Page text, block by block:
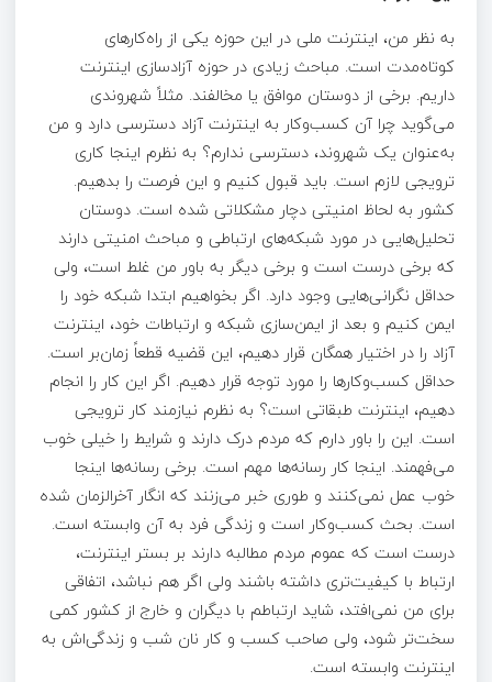
به نظر من، اینترنت ملی در این حوزه یکی از راه‌کارهای
کوتاه‌مدت است. مباحث زیادی در حوزه آزادسازی اینترنت
داریم. برخی از دوستان موافق یا مخالفند. مثلاً شهروندی
می‌گوید چرا آن کسب‌وکار به اینترنت آزاد دسترسی دارد و من
به‌عنوان یک شهروند، دسترسی ندارم؟ به نظرم اینجا کاری
ترویجی لازم است. باید قبول کنیم و این فرصت را بدهیم.
کشور به لحاظ امنیتی دچار مشکلاتی شده است. دوستان
تحلیل‌هایی در مورد شبکه‌های ارتباطی و مباحث امنیتی دارند
که برخی درست است و برخی دیگر به باور من غلط است، ولی
حداقل نگرانی‌هایی وجود دارد. اگر بخواهیم ابتدا شبکه خود را
ایمن کنیم و بعد از ایمن‌سازی شبکه و ارتباطات خود، اینترنت
آزاد را در اختیار همگان قرار دهیم، این قضیه قطعاً زمان‌بر است.
حداقل کسب‌وکارها را مورد توجه قرار دهیم. اگر این کار را انجام
دهیم، اینترنت طبقاتی است؟ به نظرم نیازمند کار ترویجی
است. این را باور دارم که مردم درک دارند و شرایط را خیلی خوب
می‌فهمند. اینجا کار رسانه‌ها مهم است. برخی رسانه‌ها اینجا
خوب عمل نمی‌کنند و طوری خبر می‌زنند که انگار آخرالزمان شده
است. بحث کسب‌وکار است و زندگی فرد به آن وابسته است.
درست است که عموم مردم مطالبه دارند بر بستر اینترنت،
ارتباط با کیفیت­‌تری داشته­ باشند ولی اگر هم نباشد، اتفاقی
برای من نمی‌افتد، شاید ارتباطم با دیگران و خارج از کشور کمی
سخت‌تر شود، ولی صاحب کسب و کار نان شب و زندگی‌اش به
اینترنت وابسته است.